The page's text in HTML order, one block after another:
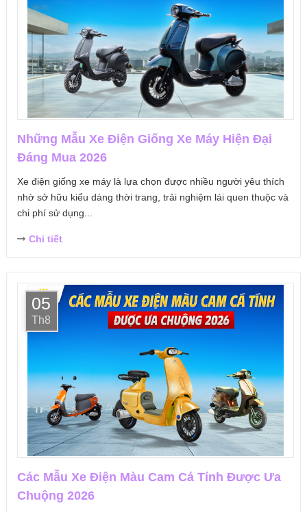
Những Mẫu Xe Điện Giống Xe Máy Hiện Đại
Đáng Mua 2026
Xe điện giống xe máy là lựa chọn được nhiều người yêu thích
nhờ sở hữu kiểu dáng thời trang, trải nghiệm lái quen thuộc và
chi phí sử dụng...
Chi tiết
05
Th8
Các Mẫu Xe Điện Màu Cam Cá Tính Được Ưa
Chuộng 2026